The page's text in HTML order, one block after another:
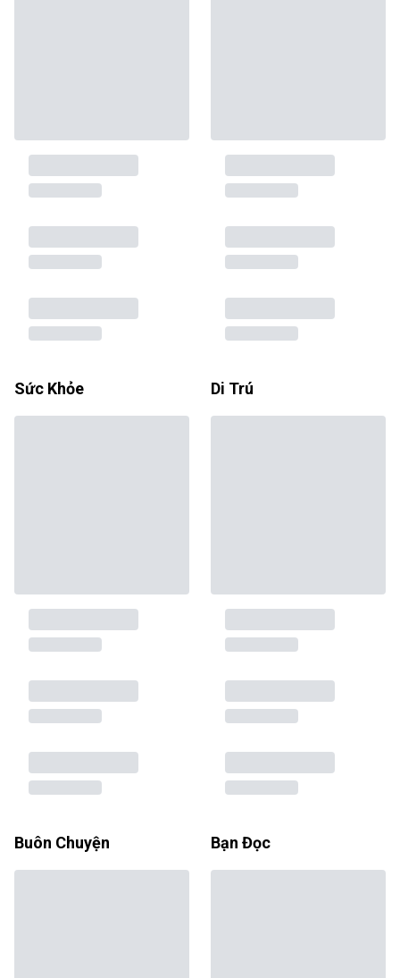
Sức Khỏe Di Trú
Buôn Chuyện Bạn Đọc